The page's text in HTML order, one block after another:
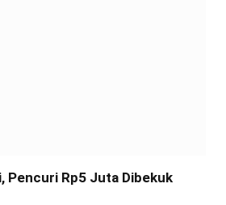
Pencuri Rp5 Juta Dibekuk